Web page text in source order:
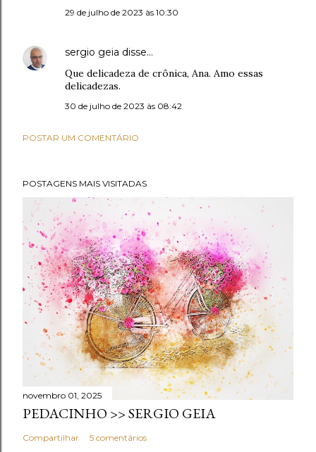
29 de julho de 2023 às 10:30
sergio geia disse…
Que delicadeza de crônica, Ana. Amo essas
delicadezas.
30 de julho de 2023 às 08:42
POSTAR UM COMENTÁRIO
POSTAGENS MAIS VISITADAS
novembro 01, 2025
PEDACINHO >> SERGIO GEIA
Compartilhar 5 comentários